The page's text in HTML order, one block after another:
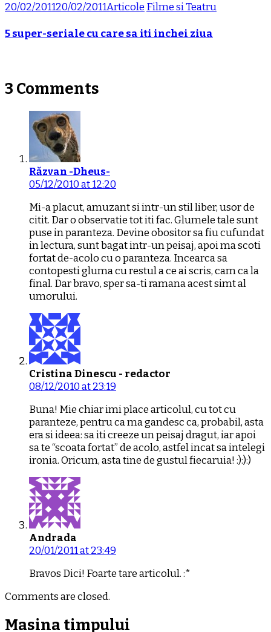
20/02/201120/02/2011Articole Filme si Teatru
5 super-seriale cu care sa iti inchei ziua
3 Comments
Răzvan -Dheus-
05/12/2010 at 12:20
Mi-a placut, amuzant si intr-un stil liber, usor de
citit. Dar o observatie tot iti fac. Glumele tale sunt
puse in paranteza. Devine obositor sa fiu cufundat
in lectura, sunt bagat intr-un peisaj, apoi ma scoti
fortat de-acolo cu o paranteza. Incearca sa
contopesti gluma cu restul a ce ai scris, cam ca la
final. Dar bravo, sper sa-ti ramana acest simt al
umorului.
Cristina Dinescu - redactor
08/12/2010 at 23:19
Buna! Mie chiar imi place articolul, cu tot cu
paranteze, pentru ca ma gandesc ca, probabil, asta
era si ideea: sa iti creeze un peisaj dragut, iar apoi
sa te “scoata fortat” de acolo, astfel incat sa intelegi
ironia. Oricum, asta tine de gustul fiecaruia! :):):)
Andrada
20/01/2011 at 23:49
Bravos Dici! Foarte tare articolul. :*
Comments are closed.
Masina timpului